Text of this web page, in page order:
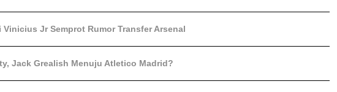
Vinicius Jr Semprot Rumor Transfer Arsenal
Jack Grealish Menuju Atletico Madrid?